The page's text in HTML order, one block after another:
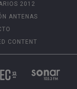
2012
ANTENAS
CONTENT